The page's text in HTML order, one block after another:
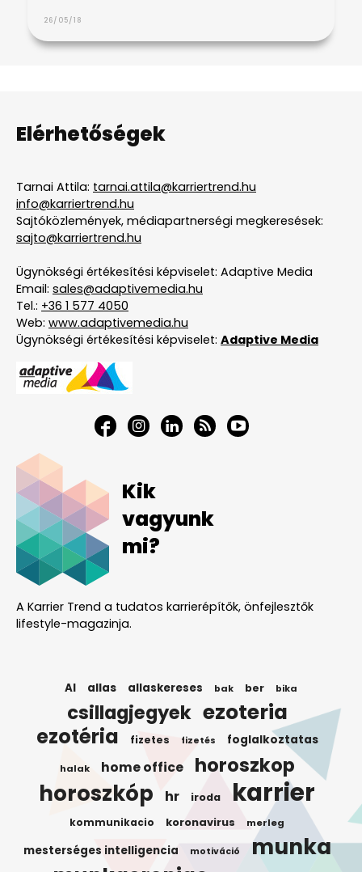
26/05/18
Elérhetőségek
Tarnai Attila: tarnai.attila@karriertrend.hu
info@karriertrend.hu
Sajtóközlemények, médiapartnerségi megkeresések:
sajto@karriertrend.hu
Ügynökségi értékesítési képviselet: Adaptive Media
Email: sales@adaptivemedia.hu
Tel.: +36 1 577 4050
Web: www.adaptivemedia.hu
Ügynökségi értékesítési képviselet: Adaptive Media
Kik
vagyunk
mi?
A Karrier Trend a tudatos karrierépítők, önfejlesztők
lifestyle-magazinja.
AI allas allaskereses bak ber bika
csillagjegyek ezoteria
ezotéria fizetes fizetés foglalkoztatas
halak home office horoszkop
horoszkóp hr iroda karrier
kommunikacio koronavirus merleg
mesterséges intelligencia motiváció munka